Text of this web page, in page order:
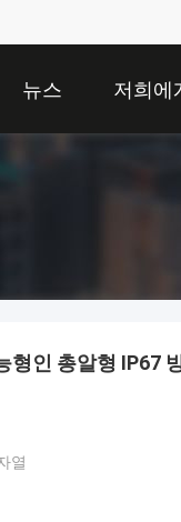
뉴스 저희에
형인 총알형 IP67
열